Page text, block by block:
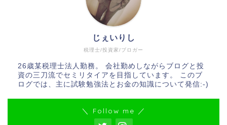
税理士/投資家/ブロガー
じぇいりし
26歳某税理士法人勤務。 会社勤めしながらブログと投
資の三刀流でセミリタイアを目指しています。 このブ
ログでは、主に試験勉強法とお金の知識について発信:-)
＼ Follow me ／